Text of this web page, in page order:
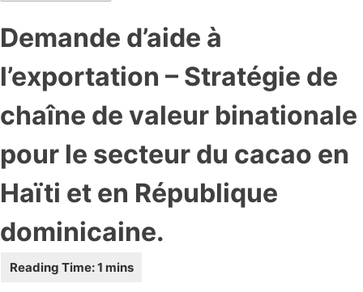
Demande d’aide à
l’exportation – Stratégie de
chaîne de valeur binationale
pour le secteur du cacao en
Haïti et en République
dominicaine.